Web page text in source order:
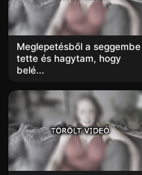
Meglepetésből a seggembe
tette és hagytam, hogy
belé...